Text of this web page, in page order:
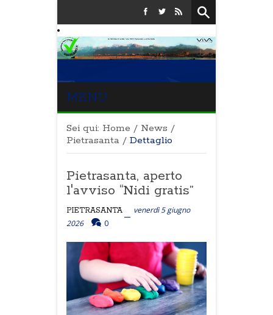
MENU
Sei qui: Home / News /
Pietrasanta / Dettaglio
Pietrasanta, aperto
l'avviso “Nidi gratis”
PIETRASANTA
venerdì 5 giugno
2026
0